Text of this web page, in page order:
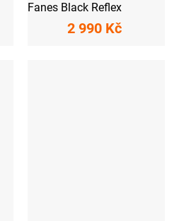
Fanes Black Reflex
2 990 Kč